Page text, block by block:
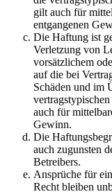
gilt auch für
entgangenen
Die Haftung ist
Verletzung von
vorsätzlichem
auf die bei
Schäden und im
auch für
Gewinn.
Die
auch zugunsten
Betreibers.
Ansprüche für
Recht bleiben